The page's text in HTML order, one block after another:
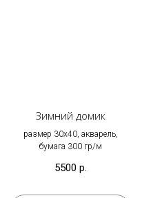
Зимний домик
размер 30х40, акварель,
бумага 300 гр/м
5500 р.